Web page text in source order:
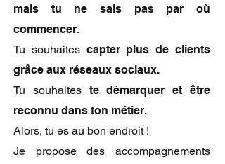
mais tu ne sais pas par où
commencer.
Tu souhaites capter plus de clients
grâce aux réseaux sociaux.
Tu souhaiteste démarquer et être
reconnu dans ton métier.
Alors, tu es au bon endroit !
Je propose des accompagnements